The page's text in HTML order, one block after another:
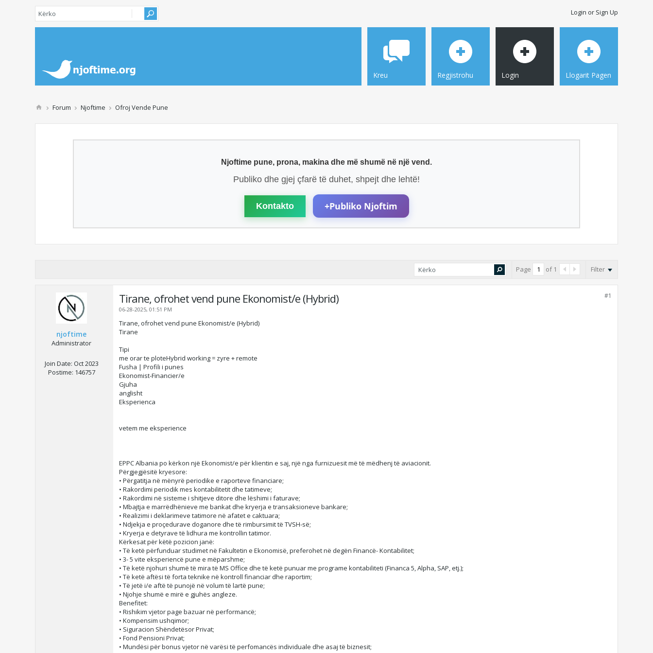
Login or Sign Up
Kreu Regjistrohu Login Llogarit Pagen
Forum Njoftime Ofroj Vende Pune
Njoftime pune, prona, makina dhe më shumë në një vend.
Publiko dhe gjej çfarë të duhet, shpejt dhe lehtë!
Kontakto +Publiko Njoftim
Page of 1 Filter
njoftime
Administrator
Join Date: Oct 2023
Postime: 146757
#1
Tirane, ofrohet vend pune Ekonomist/e (Hybrid)
06-28-2025, 01:51 PM
Tirane, ofrohet vend pune Ekonomist/e (Hybrid)
Tirane
Tipi
me orar te ploteHybrid working = zyre + remote
Fusha | Profili i punes
Ekonomist-Financier/e
Gjuha
anglisht
Eksperienca
vetem me eksperience
EPPC Albania po kërkon një Ekonomist/e për klientin e saj, një nga furnizuesit më të mëdhenj të aviacionit.
Përgjegjësitë kryesore:
• Përgatitja në mënyrë periodike e raporteve financiare;
• Rakordimi periodik mes kontabilitetit dhe tatimeve;
• Rakordimi në sisteme i shitjeve ditore dhe lëshimi i faturave;
• Mbajtja e marrëdhënieve me bankat dhe kryerja e transaksioneve bankare;
• Realizimi i deklarimeve tatimore në afatet e caktuara;
• Ndjekja e proçedurave doganore dhe të rimbursimit të TVSH-së;
• Kryerja e detyrave të lidhura me kontrollin tatimor.
Kërkesat për këtë pozicion janë:
• Të ketë përfunduar studimet në Fakultetin e Ekonomisë, preferohet në degën Financë- Kontabilitet;
• 3- 5 vite eksperiencë pune e mëparshme;
• Të ketë njohuri shumë të mira të MS Office dhe të ketë punuar me programe kontabiliteti (Financa 5, Alpha, SAP, etj.);
• Të ketë aftësi të forta teknike në kontroll financiar dhe raportim;
• Të jetë i/e aftë të punojë në volum të lartë pune;
• Njohje shumë e mirë e gjuhës angleze.
Benefitet:
• Rishikim vjetor page bazuar në performancë;
• Kompensim ushqimor;
• Siguracion Shëndetësor Privat;
• Fond Pensioni Privat;
• Mundësi për bonus vjetor në varësi të perfomancës individuale dhe asaj të biznesit;